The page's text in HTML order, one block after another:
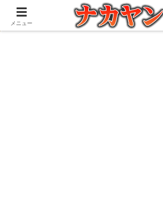
アウトドアとガジェット好きな管理人
メニュー